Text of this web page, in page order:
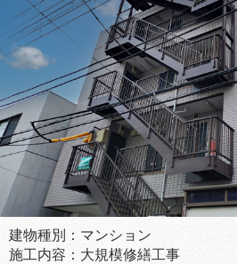
建物種別：マンション
施工内容：大規模修繕工事